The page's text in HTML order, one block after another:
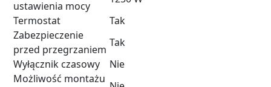
ustawienia mocy
Termostat
Tak
Zabezpieczenie
przed przegrzaniem
Tak
Wyłącznik czasowy
Nie
Możliwość montażu